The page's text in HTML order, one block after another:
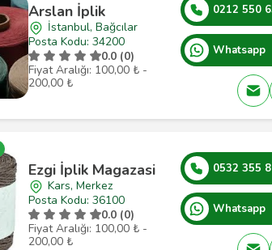
Arslan İplik
İstanbul, Bağcılar
Posta Kodu: 34200
0.0 (0)
Fiyat Aralığı: 100,00 ₺ -
200,00 ₺
0212 550
Whatsapp
Ezgi İplik Magazasi
Kars, Merkez
Posta Kodu: 36100
0.0 (0)
Fiyat Aralığı: 100,00 ₺ -
200,00 ₺
0532 355
Whatsapp